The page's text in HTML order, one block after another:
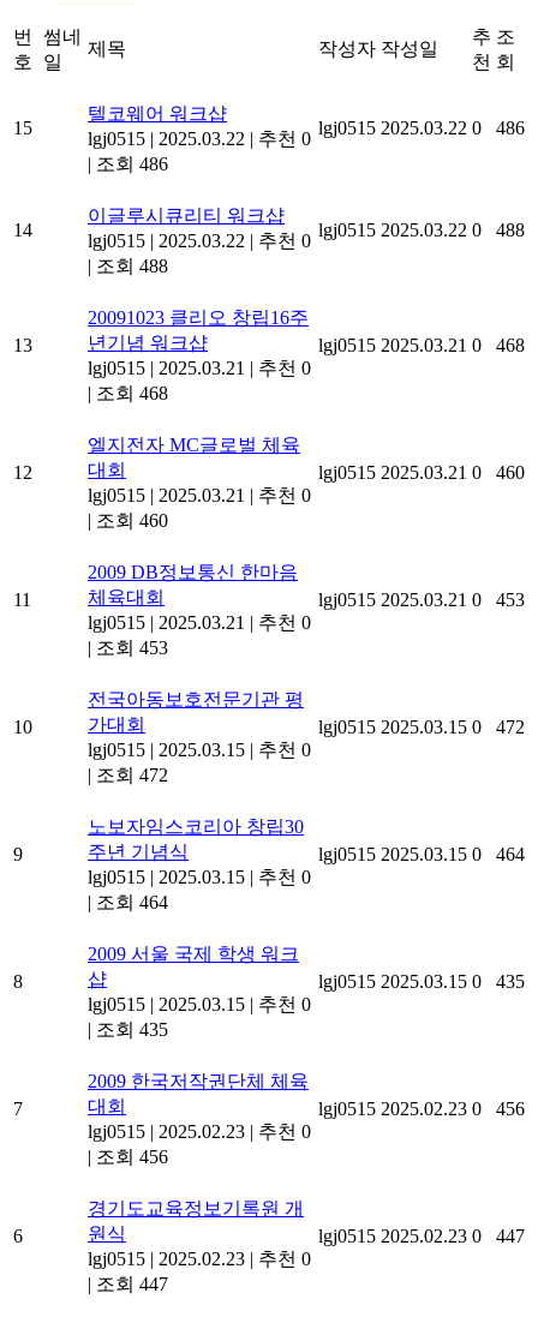
번
호
썸네
일
제목 작성자 작성일
추
천
조
회
15
텔코웨어 워크샵
lgj0515 | 2025.03.22 | 추천 0
| 조회 486
lgj0515 2025.03.22 0 486
14
이글루시큐리티 워크샵
lgj0515 | 2025.03.22 | 추천 0
| 조회 488
lgj0515 2025.03.22 0 488
13
20091023 클리오 창립16주
년기념 워크샵
lgj0515 | 2025.03.21 | 추천 0
| 조회 468
lgj0515 2025.03.21 0 468
12
엘지전자 MC글로벌 체육
대회
lgj0515 | 2025.03.21 | 추천 0
| 조회 460
lgj0515 2025.03.21 0 460
11
2009 DB정보통신 한마음
체육대회
lgj0515 | 2025.03.21 | 추천 0
| 조회 453
lgj0515 2025.03.21 0 453
10
전국아동보호전문기관 평
가대회
lgj0515 | 2025.03.15 | 추천 0
| 조회 472
lgj0515 2025.03.15 0 472
9
노보자임스코리아 창립30
주년 기념식
lgj0515 | 2025.03.15 | 추천 0
| 조회 464
lgj0515 2025.03.15 0 464
8
2009 서울 국제 학생 워크
샵
lgj0515 | 2025.03.15 | 추천 0
| 조회 435
lgj0515 2025.03.15 0 435
7
2009 한국저작권단체 체육
대회
lgj0515 | 2025.02.23 | 추천 0
| 조회 456
lgj0515 2025.02.23 0 456
6
경기도교육정보기록원 개
원식
lgj0515 | 2025.02.23 | 추천 0
| 조회 447
lgj0515 2025.02.23 0 447